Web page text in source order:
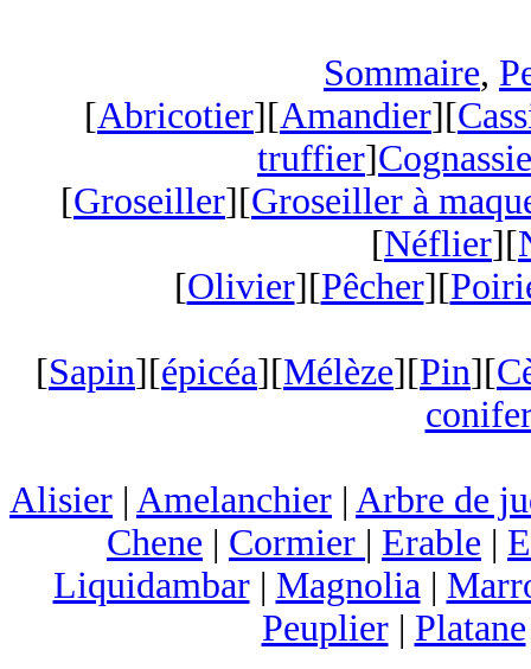
Sommaire,
[Abricotier][Amandier][
truffier]
[Groseiller][Groseiller à
[Néflier][
[Olivier][Pêcher][
[Sapin][épicéa][Mélèze][Pin][
Alisier | Amelanchier | Arbre de
Chene | Cormier | Erable |
Liquidambar| Magnolia|
Peuplier| Platane